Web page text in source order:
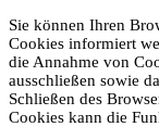
Sie können Ihren
Cookies informiert
die Annahme von
ausschließen sowie
Schließen des
Cookies kann die